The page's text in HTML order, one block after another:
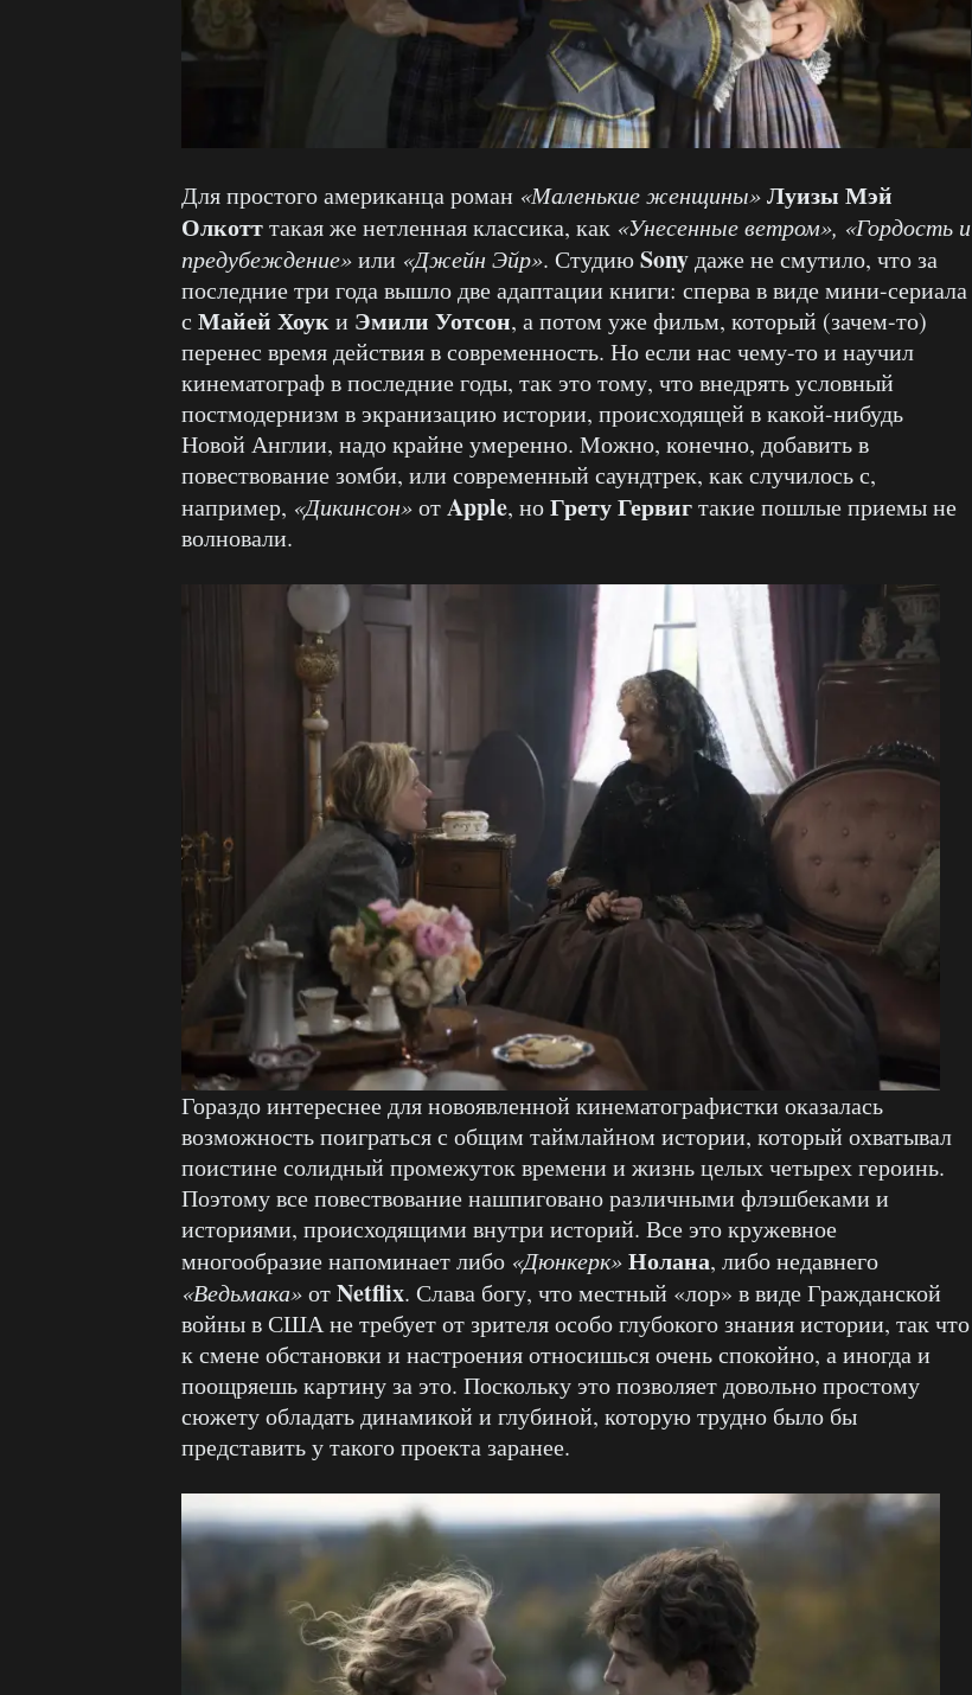
Для простого американца роман «Маленькие женщины»Луизы Мэй
Олкотттакая же нетленная классика, как «Унесенные ветром», «Гордость и
предубеждение»или «Джейн Эйр». СтудиюSonyдаже не смутило, что за
последние три года вышло две адаптации книги: сперва в виде мини-сериала
с Майей Хоуки Эмили Уотсон, а потом уже фильм, который (зачем-то)
перенес время действия в современность. Но если нас чему-то и научил
кинематограф в последние годы, так это тому, что внедрять условный
постмодернизм в экранизацию истории, происходящей в какой-нибудь
Новой Англии, надо крайне умеренно. Можно, конечно, добавить в
повествование зомби, или современный саундтрек, как случилось с,
например, «Дикинсон»отApple, ноГрету Гервигтакие пошлые приемы не
волновали.
Гораздо интереснее для новоявленной кинематографистки оказалась
возможность поиграться с общим таймлайном истории, который охватывал
поистине солидный промежуток времени и жизнь целых четырех героинь.
Поэтому все повествование нашпиговано различными флэшбеками и
историями, происходящими внутри историй. Все это кружевное
многообразие напоминает либо «Дюнкерк»Нолана, либо недавнего
«Ведьмака»отNetflix. Слава богу, что местный «лор» в виде Гражданской
войны в США не требует от зрителя особо глубокого знания истории, так что
к смене обстановки и настроения относишься очень спокойно, а иногда и
поощряешь картину за это. Поскольку это позволяет довольно простому
сюжету обладать динамикой и глубиной, которую трудно было бы
представить у такого проекта заранее.